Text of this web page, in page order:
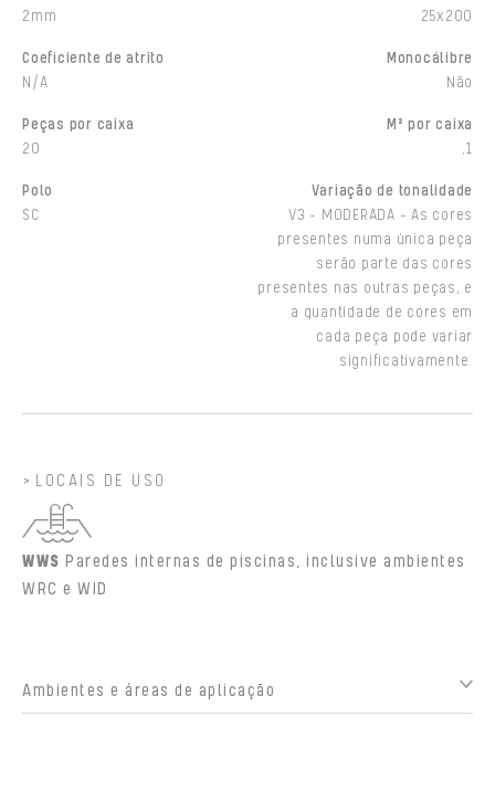
2mm
25x200
Coeficiente de atrito
N/A
Monocálibre
Não
Peças por caixa
20
M² por caixa
,1
Polo
SC
Variação de tonalidade
V3 - MODERADA - As cores
presentes numa única peça
serão parte das cores
presentes nas outras peças, e
a quantidade de cores em
cada peça pode variar
significativamente.
LOCAIS DE USO
WWS Paredes internas de piscinas, inclusive ambientes
WRC e WID
Ambientes e áreas de aplicação